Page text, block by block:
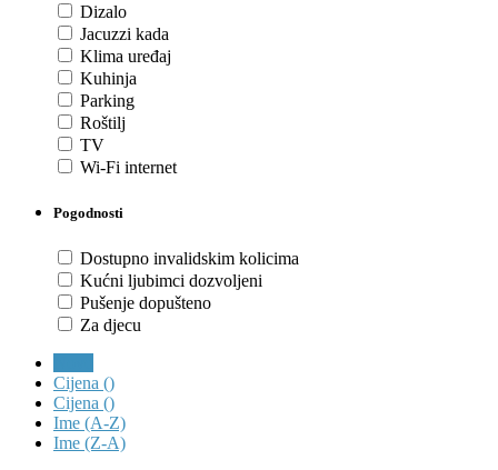
Dizalo
Jacuzzi kada
Klima uređaj
Kuhinja
Parking
Roštilj
TV
Wi-Fi internet
Pogodnosti
Dostupno invalidskim kolicima
Kućni ljubimci dozvoljeni
Pušenje dopušteno
Za djecu
Cijena ()
Cijena ()
Ime (A-Z)
Ime (Z-A)